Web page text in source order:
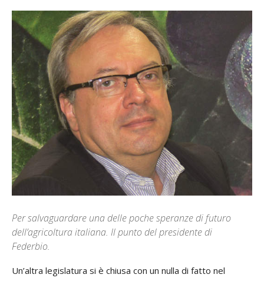
Per salvaguardare una delle poche speranze di futuro
dell’agricoltura italiana. Il punto del presidente di
Federbio.
Un’altra legislatura si è chiusa con un nulla di fatto nel